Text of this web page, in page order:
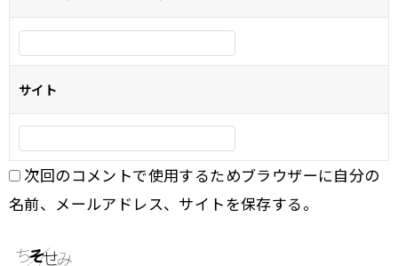
サイト
次回のコメントで使用するためブラウザーに自分の
名前、メールアドレス、サイトを保存する。